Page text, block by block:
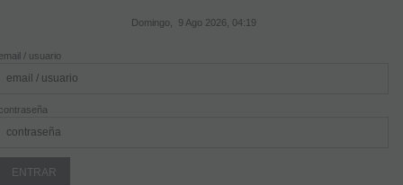
Domingo, 9 Ago 2026, 04:19
/ usuario